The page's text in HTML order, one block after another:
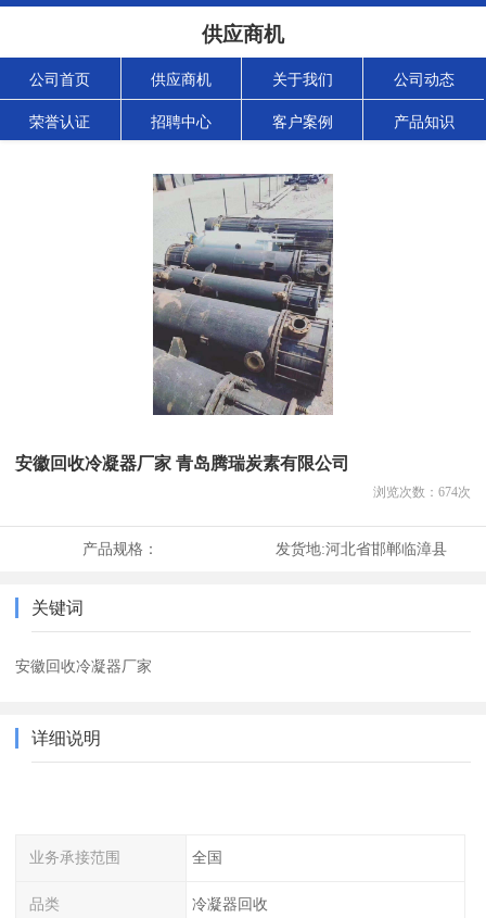
供应商机
公司首页 供应商机 关于我们 公司动态
荣誉认证 招聘中心 客户案例 产品知识
安徽回收冷凝器厂家 青岛腾瑞炭素有限公司
浏览次数： 674次
产品规格： 发货地:河北省邯郸临漳县
关键词
安徽回收冷凝器厂家
详细说明
业务承接范围 全国
品类 冷凝器回收